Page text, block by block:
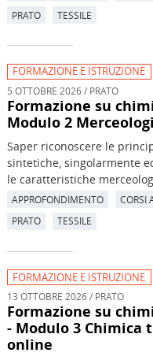
PRATO
TESSILE
FORMAZIONE E ISTRUZIONE
5 OTTOBRE 2026 / PRATO
Formazione su
Modulo 2
Saper riconoscere le
sintetiche, singolarmente
le caratteristiche
APPROFONDIMENTO CORSI
PRATO
TESSILE
FORMAZIONE E ISTRUZIONE
13 OTTOBRE 2026 / PRATO
Formazione su
- Modulo 3 Chimica
online